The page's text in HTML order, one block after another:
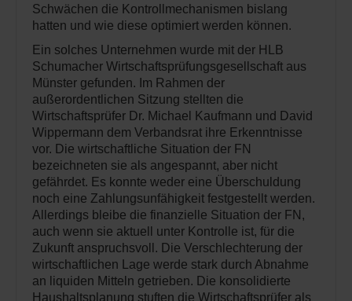
Schwächen die Kontrollmechanismen bislang
hatten und wie diese optimiert werden können.
Ein solches Unternehmen wurde mit der HLB
Schumacher Wirtschaftsprüfungsgesellschaft aus
Münster gefunden. Im Rahmen der
außerordentlichen Sitzung stellten die
Wirtschaftsprüfer Dr. Michael Kaufmann und David
Wippermann dem Verbandsrat ihre Erkenntnisse
vor. Die wirtschaftliche Situation der FN
bezeichneten sie als angespannt, aber nicht
gefährdet. Es konnte weder eine Überschuldung
noch eine Zahlungsunfähigkeit festgestellt werden.
Allerdings bleibe die finanzielle Situation der FN,
auch wenn sie aktuell unter Kontrolle ist, für die
Zukunft anspruchsvoll. Die Verschlechterung der
wirtschaftlichen Lage werde stark durch Abnahme
an liquiden Mitteln getrieben. Die konsolidierte
Haushaltsplanung stuften die Wirtschaftsprüfer als